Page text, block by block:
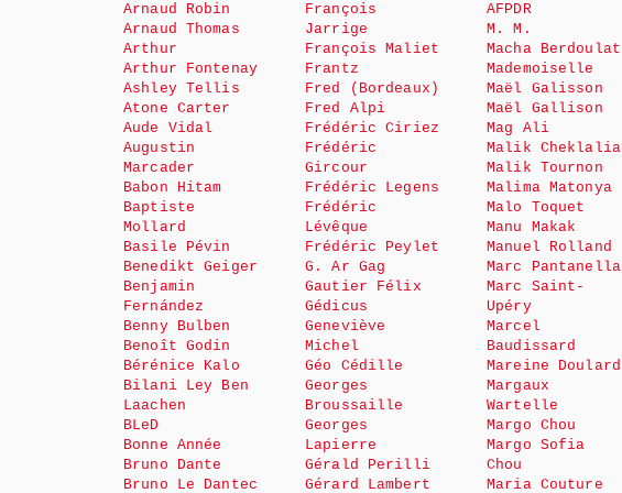
Arnaud Robin
Arnaud Thomas
Arthur
Arthur Fontenay
Ashley Tellis
Atone Carter
Aude Vidal
Augustin
Marcader
Babon Hitam
Baptiste
Mollard
Basile Pévin
Benedikt Geiger
Benjamin
Fernández
Benny Bulben
Benoît Godin
Bérénice Kalo
Bilani Ley Ben
Laachen
BLeD
Bonne Année
Bruno Dante
Bruno Le Dantec
François
Jarrige
François Maliet
Frantz
Fred (Bordeaux)
Fred Alpi
Frédéric Ciriez
Frédéric
Gircour
Frédéric Legens
Frédéric
Lévêque
Frédéric Peylet
G. Ar Gag
Gautier Félix
Gédicus
Geneviève
Michel
Géo Cédille
Georges
Broussaille
Georges
Lapierre
Gérald Perilli
Gérard Lambert
AFPDR
M. M.
Macha Berdoulat
Mademoiselle
Maël Galisson
Maël Gallison
Mag Ali
Malik Cheklalia
Malik Tournon
Malima Matonya
Malo Toquet
Manu Makak
Manuel Rolland
Marc Pantanella
Marc Saint-
Upéry
Marcel
Baudissard
Mareine Doulard
Margaux
Wartelle
Margo Chou
Margo Sofia
Chou
Maria Couture